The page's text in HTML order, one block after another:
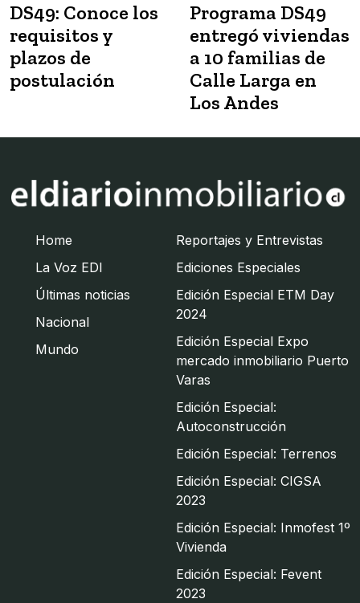
DS49: Conoce los
requisitos y
plazos de
postulación
Programa DS49
entregó viviendas
a 10 familias de
Calle Larga en
Los Andes
Home
La Voz EDI
Últimas noticias
Nacional
Mundo
Reportajes y Entrevistas
Ediciones Especiales
Edición Especial ETM Day
2024
Edición Especial Expo
mercado inmobiliario Puerto
Varas
Edición Especial:
Autoconstrucción
Edición Especial: Terrenos
Edición Especial: CIGSA
2023
Edición Especial: Inmofest 1º
Vivienda
Edición Especial: Fevent
2023